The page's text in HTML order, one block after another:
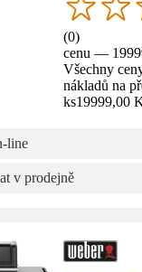
(0)
cenu —
Všechny
nákladů na
ks19999,00
line
v prodejně